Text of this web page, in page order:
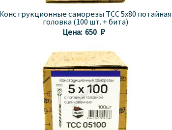
Конструкционные саморезы TCC 5x80 потайная
головка (100 шт. + бита)
Цена: 650 